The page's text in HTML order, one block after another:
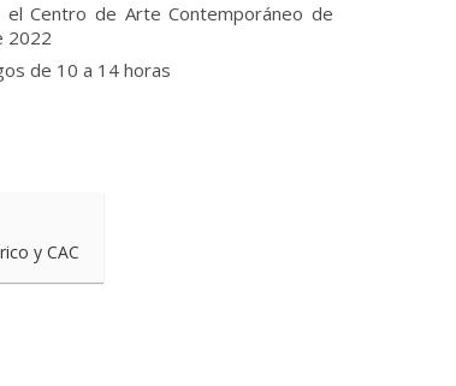
el Centro de Arte Contemporáneo de
2022
de 10 a 14 horas
y CAC